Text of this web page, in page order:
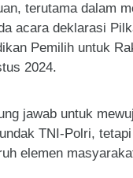
terutama dalam
acara deklarasi
Pemilih untuk
2024.
jawab untuk
TNI-Polri,
elemen